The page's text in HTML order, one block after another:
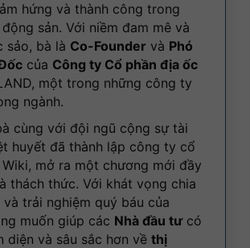
hứng và thành công trong
sản. Với niềm đam mê và
sảo, bà là Co-Founder và Phó
của Công ty Cổ phần địa ốc
một trong những công ty
ngành.
cùng với đội ngũ cộng sự tài
huyết đã thành lập công ty cổ
mở ra một chương mới đầy
thách thức. Với khát vọng chia
trải nghiệm quý báu của
muốn giúp các Nhà đầu tưcó
diện và sâu sắc hơn về thị